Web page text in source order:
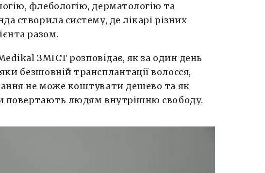
флебологію, дерматологію та
створила систему, де лікарі різних
разом.
ЗМІСТ розповідає, як за один день
безшовній трансплантації волосся,
не може коштувати дешево та як
повертають людям внутрішню свободу.